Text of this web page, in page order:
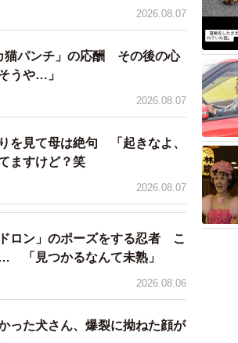
に気がつき真顔になる可愛い
主さん）が投稿した動画がＸ
顔で飼い主さんを見上げてい
存在に気づくとサッと真顔に
とらえました。
まえは「ぺこ」ちゃんといい
。
ぐるみをくわえてさっそうと
2026.08.07
猫パンチ」の応酬 その後の心
うや…」
2026.08.07
を見て母は絶句 「起きなよ、
ますけど？笑
2026.08.07
ロン」のポーズをする忍者 こ
「見つかるなんて未熟」
2026.08.06
った犬さん、爆裂に拗ねた顔が